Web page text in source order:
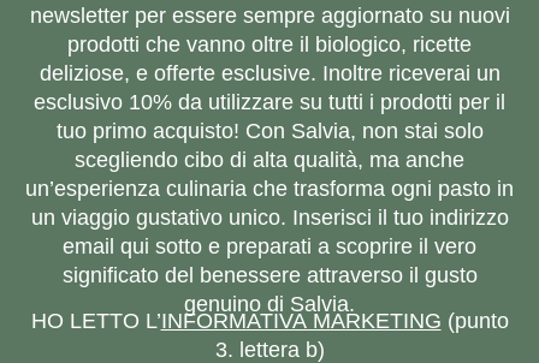
newsletter per essere sempre aggiornato su nuovi
prodotti che vanno oltre il biologico, ricette
deliziose, e offerte esclusive. Inoltre riceverai un
esclusivo 10% da utilizzare su tutti i prodotti per il
tuo primo acquisto! Con Salvia, non stai solo
scegliendo cibo di alta qualità, ma anche
un’esperienza culinaria che trasforma ogni pasto in
un viaggio gustativo unico. Inserisci il tuo indirizzo
email qui sotto e preparati a scoprire il vero
significato del benessere attraverso il gusto
genuino di Salvia.
HO LETTO L’INFORMATIVA MARKETING (punto
3. lettera b)